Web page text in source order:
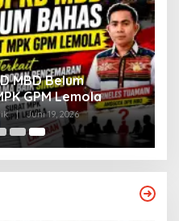
MBD Belum
GPM Lemola
| Juni 19, 2026